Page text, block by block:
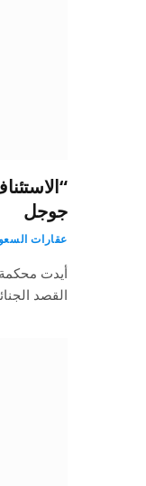
جوجل
عقارات
أيدت محكمة
القصد